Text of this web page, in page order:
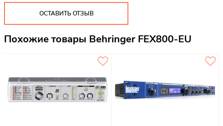
ОСТАВИТЬ ОТЗЫВ
Похожие товары Behringer FEX800-EU